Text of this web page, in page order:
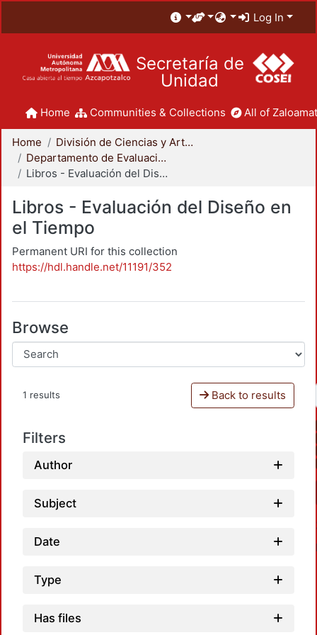
Log In
Secretaría de
Unidad
Home Communities & Collections All of
Home
División de Ciencias y Artes para el Diseño
Departamento de Evaluación del Diseño en el Tiempo
Libros - Evaluación del Diseño en el Tiempo
Libros - Evaluación del Diseño en
el Tiempo
Permanent URI for this collection
https://hdl.handle.net/11191/352
Browse
1 results Back to results
Filters
Author
Subject
Date
Type
Has files